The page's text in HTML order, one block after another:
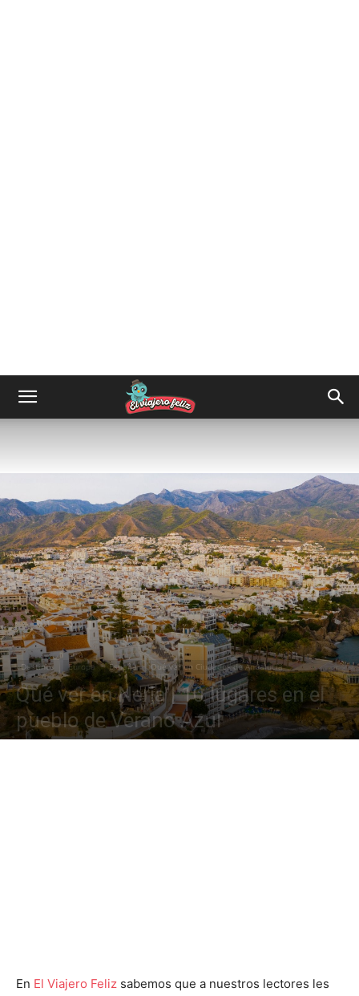
Destinos Europa España Qué ver en Ciudades de Andalucía
Qué ver en Nerja | 10 lugares en el
pueblo de Verano Azul
En El Viajero Feliz sabemos que a nuestros lectores les